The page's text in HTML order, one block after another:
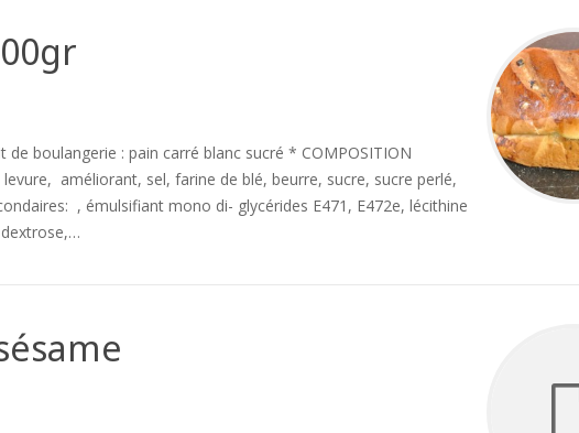
de boulangerie : pain carré blanc sucré * COMPOSITION
améliorant, sel, farine de blé, beurre, sucre, sucre perlé,
, émulsifiant mono di- glycérides E471, E472e, lécithine